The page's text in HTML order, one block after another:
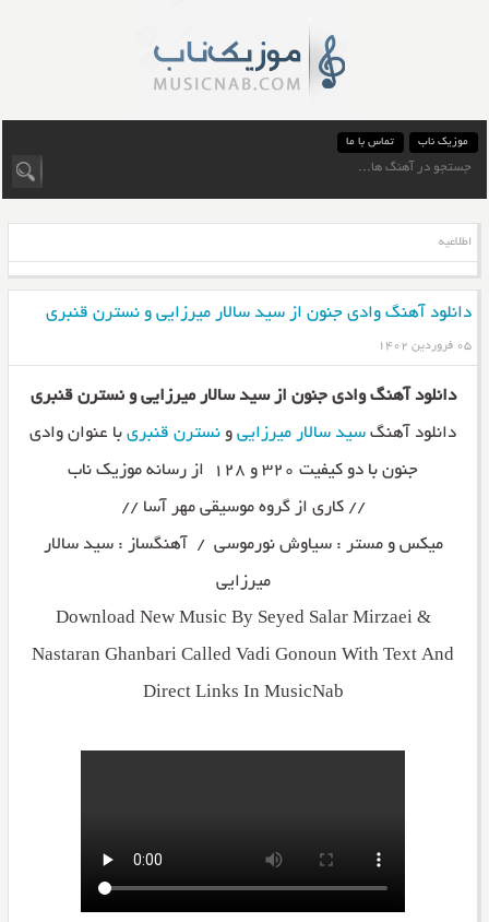
موزیک ناب تماس با ما
اطلاعیه
دانلود آهنگ وادی جنون از سید سالار میرزایی و نسترن قنبری
۰۵ فروردین ۱۴۰۲
دانلود آهنگ وادی جنون از سید سالار میرزایی و نسترن قنبری
دانلود آهنگ سید سالار میرزاییو نسترن قنبریبا عنوان وادی
جنون با دو کیفیت ۳۲۰ و ۱۲۸ از رسانه موزیک ناب
// کاری از گروه موسیقی مهر آسا //
میکس و مستر : سیاوش نورموسی / آهنگساز : سید سالار
میرزایی
Download New Music By Seyed Salar Mirzaei &
Nastaran Ghanbari Called Vadi Gonoun With Text And
Direct Links In MusicNab